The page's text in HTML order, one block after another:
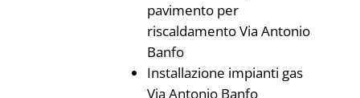
pavimento per
riscaldamento Via Antonio
Banfo
Installazione impianti gas
Via Antonio Banfo